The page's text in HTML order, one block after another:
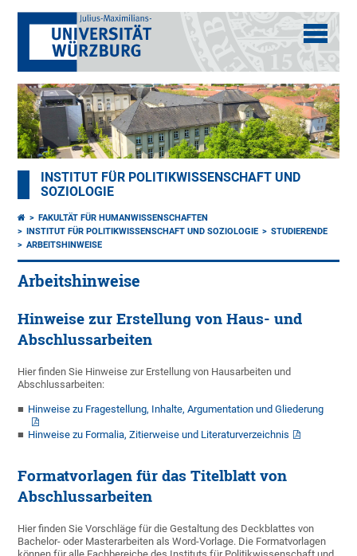
INSTITUT FÜR POLITIKWISSENSCHAFT UND
SOZIOLOGIE
FAKULTÄT FÜR HUMANWISSENSCHAFTEN
INSTITUT FÜR POLITIKWISSENSCHAFT UND SOZIOLOGIE
STUDIERENDE
ARBEITSHINWEISE
Arbeitshinweise
Hinweise zur Erstellung von Haus- und
Abschlussarbeiten
Hier finden Sie Hinweise zur Erstellung von Hausarbeiten und
Abschlussarbeiten:
Hinweise zu Fragestellung, Inhalte, Argumentation und Gliederung
Hinweise zu Formalia, Zitierweise und Literaturverzeichnis
Formatvorlagen für das Titelblatt von
Abschlussarbeiten
Hier finden Sie Vorschläge für die Gestaltung des Deckblattes von
Bachelor- oder Masterarbeiten als Word-Vorlage. Die Formatvorlagen